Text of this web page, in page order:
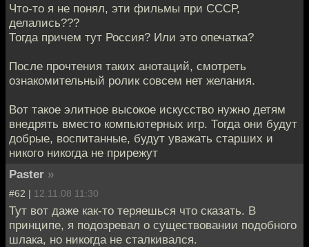
Что-то я не понял, эти фильмы при СССР,
делались???
Тогда причем тут Россия? Или это опечатка?
После прочтения таких анотаций, смотреть
ознакомительный ролик совсем нет желания.
Вот такое элитное высокое искусство нужно детям
внедрять вместо компьютерных игр. Тогда они будут
добрые, воспитанные, будут уважать старших и
никого никогда не прирежут
Paster »
#62 | 12.11.08 11:30
Тут вот даже как-то теряешься что сказать. В
принципе, я подозревал о существовании подобного
шлака, но никогда не сталкивался.